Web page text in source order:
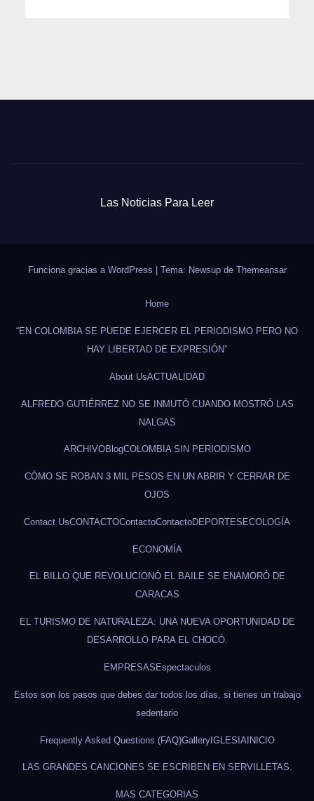
Las Noticias Para Leer
Funciona gracias a WordPress Tema: Newsup de Themeansar
Home
“EN COLOMBIA SE PUEDE EJERCER EL PERIODISMO PERO NO
HAY LIBERTAD DE EXPRESIÓN”
About UsACTUALIDAD
ALFREDO GUTIÉRREZ NO SE INMUTÓ CUANDO MOSTRÓ LAS
NALGAS
ARCHIVOBlogCOLOMBIA SIN PERIODISMO
CÓMO SE ROBAN 3 MIL PESOS EN UN ABRIR Y CERRAR DE
OJOS
Contact UsCONTACTOContactoContactoDEPORTES ECOLOGÍA
ECONOMÍA
EL BILLO QUE REVOLUCIONÓ EL BAILE SE ENAMORÓ DE
CARACAS
EL TURISMO DE NATURALEZA: UNA NUEVA OPORTUNIDAD DE
DESARROLLO PARA EL CHOCÓ.
EMPRESAS Espectaculos
Estos son los pasos que debes dar todos los días, si tienes un trabajo
sedentario
Frequently Asked Questions (FAQ)GalleryIGLESIAINICIO
LAS GRANDES CANCIONES SE ESCRIBEN EN SERVILLETAS.
MAS CATEGORIAS